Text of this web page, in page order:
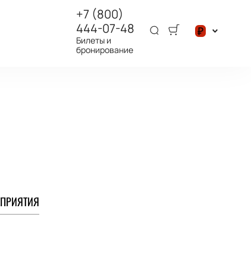
+7 (800)
444-07-48
Билеты и
бронирование
₽